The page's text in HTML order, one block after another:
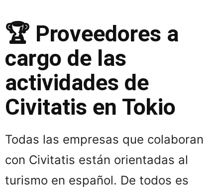
🏆 Proveedores a
cargo de las
actividades de
Civitatis en Tokio
Todas las empresas que colaboran
con Civitatis están orientadas al
turismo en español. De todos es